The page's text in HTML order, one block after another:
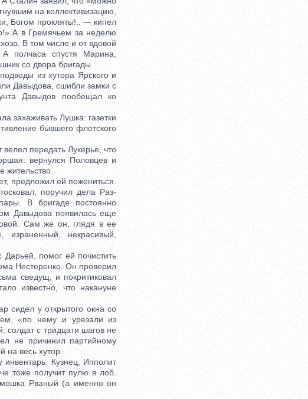
на коллективизацию,
Богом прокляты!.. — кипел
А в Гремячьем за неделю
В том числе и от вдовой
полчаса спустя Марина,
со двора бригады.
из хутора Ярского и
Давыдова, сшибли замки с
Давыдов пообещал ко
захаживать Лушка: газетки
бывшего флотского
передать Лукерье, что
вернулся Половцев и
жительство.
предложил ей пожениться.
поручил дела Раз-
В бригаде постоянно
Давыдова появилась еще
Сам же он, глядя в ее
некрасивый,
помог ей почистить
Нестеренко. Он проверил
сведущ, и покритиковал
известно, что накануне
сидел у открытого окна со
«по нему и урезали из
солдат с тридцати шагов не
не причинил партийному
на весь хутор.
Кузнец, Ипполит
тоже получит пулю в лоб.
Рваный (а именно он